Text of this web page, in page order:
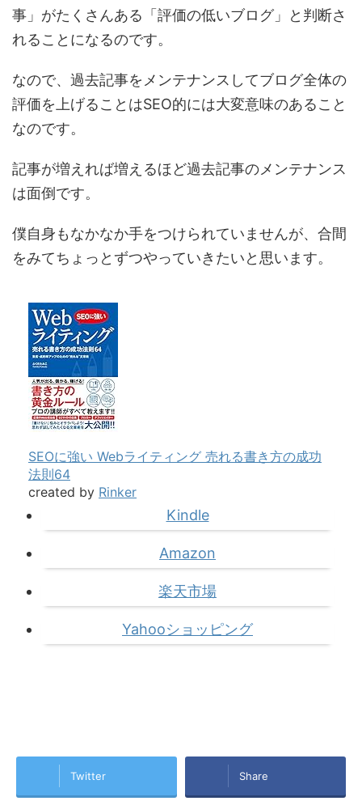
事」がたくさんある「評価の低いブログ」と判断さ
れることになるのです。
なので、過去記事をメンテナンスしてブログ全体の
評価を上げることはSEO的には大変意味のあること
なのです。
記事が増えれば増えるほど過去記事のメンテナンス
は面倒です。
僕自身もなかなか手をつけられていませんが、合間
をみてちょっとずつやっていきたいと思います。
SEOに強い Webライティング 売れる書き方の成功
法則64
created by Rinker
Kindle
Amazon
楽天市場
Yahooショッピング
Twitter Share